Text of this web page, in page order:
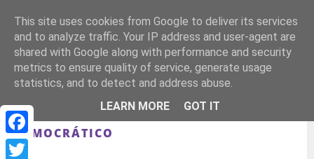
Facebook
LA REPÚBLICA COMO HORIZONTE
ESTRATÉGICO DE UN FRENTE
DEMOCRÁTICO
This site uses cookies from Google to deliver its services
and to analyze traffic. Your IP address and user-agent are
shared with Google along with performance and security
metrics to ensure quality of service, generate usage
statistics, and to detect and address abuse.
LEARN MORE
GOT IT